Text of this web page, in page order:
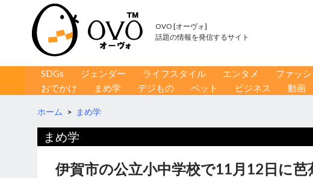
OVO [オーヴォ]
話題の情報を発信するサイト
コンテンツへ移動
SDGs ジェンダー ライフスタイル エンタメ ファッ
おでかけ
まめ学 デジもの ペット ビジネス 動画
ホーム > まめ学
まめ学
伊賀市の公立小中学校で11月12日に